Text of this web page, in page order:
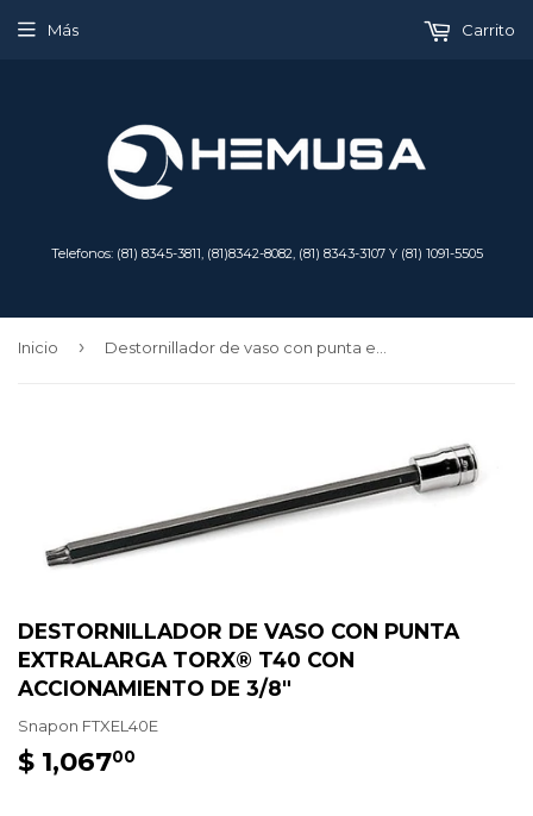
Telefonos: (81) 8345-3811, (81)8342-8082, (81) 8343-3107 Y (81) 1091-5505
Más Carrito
Inicio ›
DESTORNILLADOR DE VASO CON PUNTA
EXTRALARGA TORX® T40 CON
ACCIONAMIENTO DE 3/8"
Snapon FTXEL40E
$ 1,06700